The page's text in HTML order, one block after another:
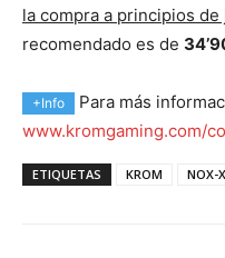
la compra a principios
recomendado es de
+Info
Para más
www.kromgaming.com/
ETIQUETAS KROM NOX-